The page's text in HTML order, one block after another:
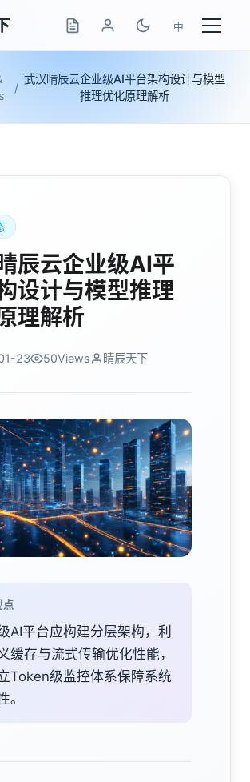
中
/
武汉晴辰云企业级AI平台架构设计与模型
推理优化原理解析
辰云企业级AI平
设计与模型推理
理解析
23 50Views 晴辰天下
点
AI平台应构建分层架构，利
缓存与流式传输优化性能，
Token级监控体系保障系统
。